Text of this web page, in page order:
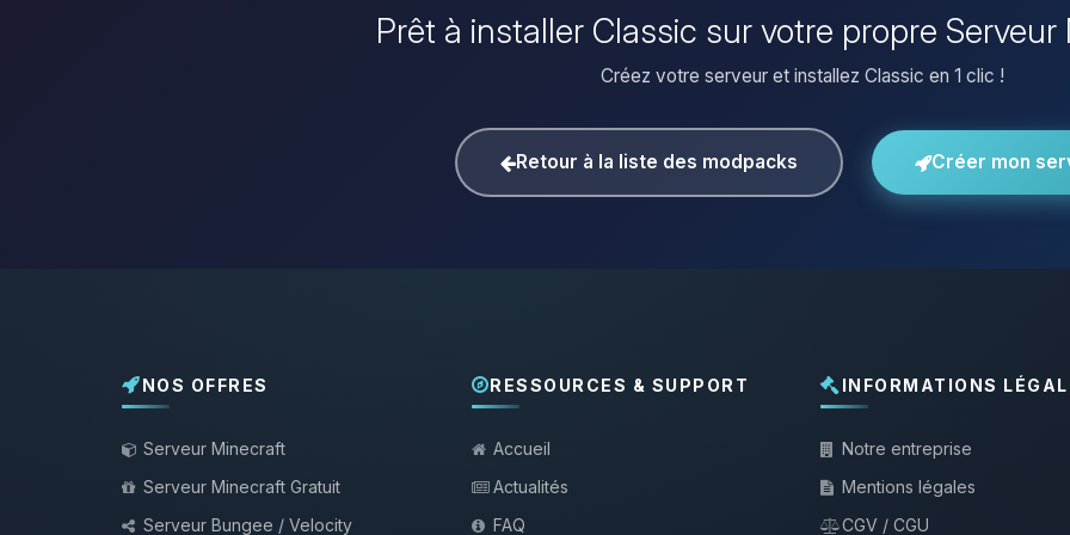
Prêt à installer Classic sur votre propre Serveur
Créez votre serveur et installez Classic en 1 clic !
Retour à la liste des modpacks Créer mon
NOS OFFRES
Serveur Minecraft
Serveur Minecraft Gratuit
Serveur Bungee / Velocity
RESSOURCES & SUPPORT
Accueil
Actualités
FAQ
INFORMATIONS
Notre entreprise
Mentions légales
CGV / CGU